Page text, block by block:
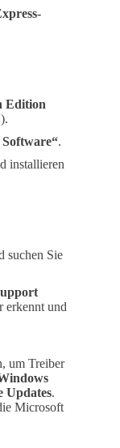
Edition
.
installieren
suchen Sie
erkennt und
um Treiber
Updates.
Microsoft